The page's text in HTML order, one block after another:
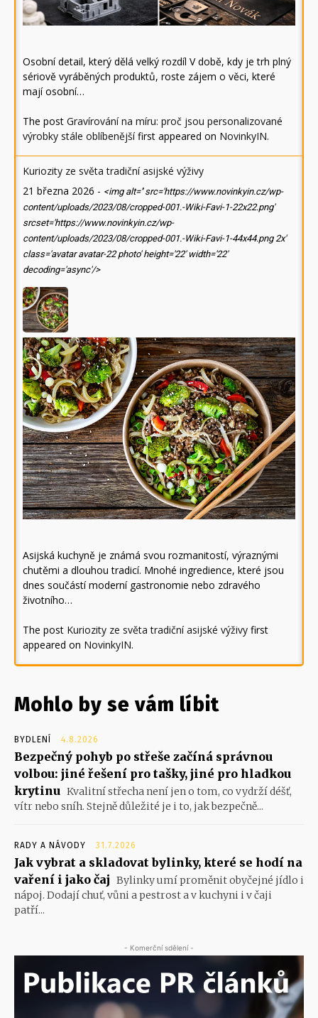
Osobní detail, který dělá velký rozdíl V době, kdy je trh plný
sériově vyráběných produktů, roste zájem o věci, které
mají osobní…
The post Gravírování na míru: proč jsou personalizované
výrobky stále oblíbenějšífirst appeared on NovinkyIN.
Kuriozity ze světa tradiční asijské výživy
21 března 2026 - <img alt='' src='https://www.novinkyin.cz/wp-
content/uploads/2023/08/cropped-001.-Wiki-Favi-1-22x22.png'
srcset='https://www.novinkyin.cz/wp-
content/uploads/2023/08/cropped-001.-Wiki-Favi-1-44x44.png 2x'
class='avatar avatar-22 photo' height='22' width='22'
decoding='async'/>
Asijská kuchyně je známá svou rozmanitostí, výraznými
chutěmi a dlouhou tradicí. Mnohé ingredience, které jsou
dnes součástí moderní gastronomie nebo zdravého
životního…
The post Kuriozity ze světa tradiční asijské výživy first
appeared on NovinkyIN.
Mohlo by se vám líbit
BYDLENÍ 4.8.2026
Bezpečný pohyb po střeše začíná správnou
volbou: jiné řešení pro tašky, jiné pro hladkou
krytinu Kvalitní střecha není jen o tom, co vydrží déšť,
vítr nebo sníh. Stejně důležité je i to, jak bezpečně...
RADY A NÁVODY 31.7.2026
Jak vybrat a skladovat bylinky, které se hodí na
vaření i jako čaj Bylinky umí proměnit obyčejné jídlo i
nápoj. Dodají chuť, vůni a pestrost a v kuchyni i v čaji
patří...
- Komerční sdělení -